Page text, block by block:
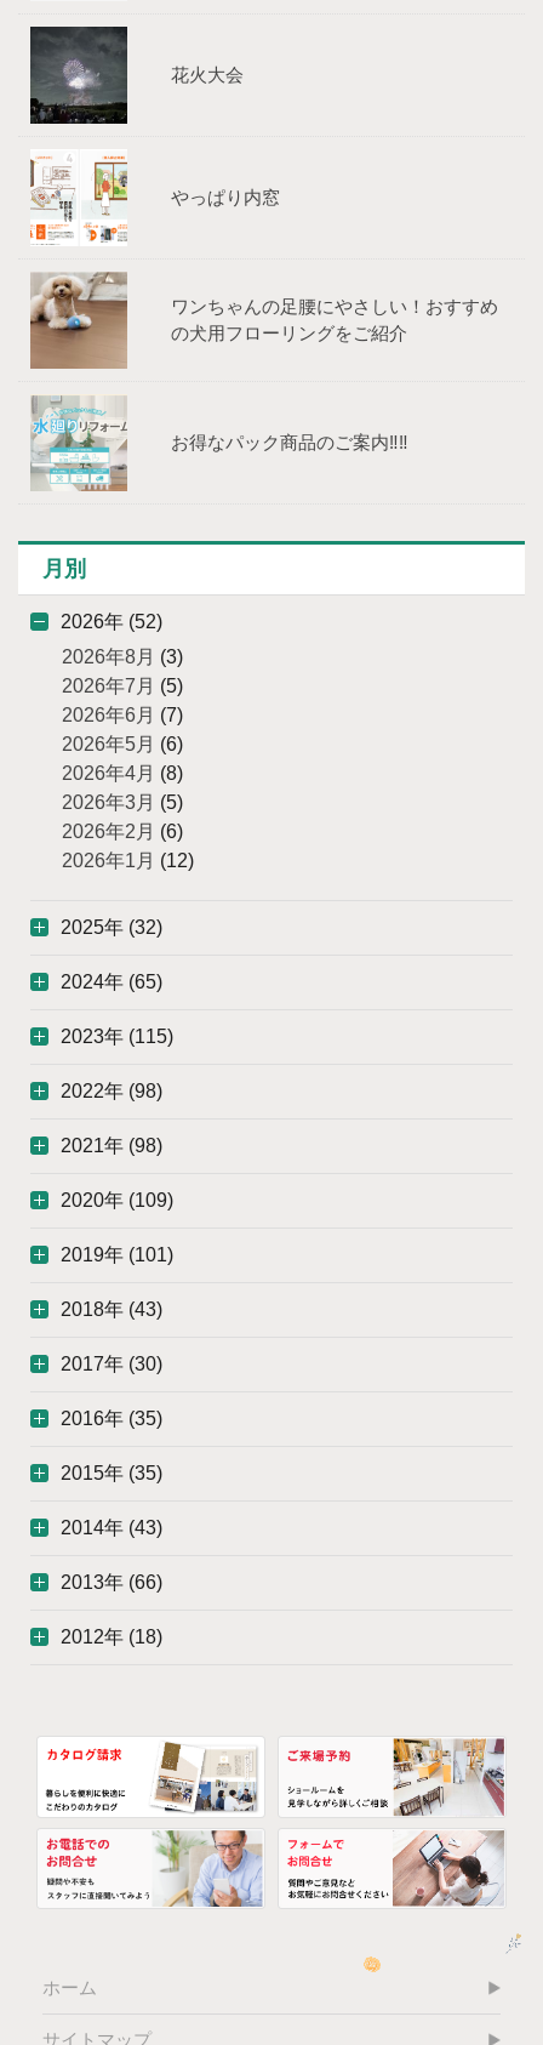
花火大会
やっぱり内窓
ワンちゃんの足腰にやさしい！おすすめ
の犬用フローリングをご紹介
お得なパック商品のご案内‼‼
月別
2026年 (52)
2026年8月 (3)
2026年7月 (5)
2026年6月 (7)
2026年5月 (6)
2026年4月 (8)
2026年3月 (5)
2026年2月 (6)
2026年1月 (12)
2025年 (32)
2024年 (65)
2023年 (115)
2022年 (98)
2021年 (98)
2020年 (109)
2019年 (101)
2018年 (43)
2017年 (30)
2016年 (35)
2015年 (35)
2014年 (43)
2013年 (66)
2012年 (18)
ホーム
サイトマップ